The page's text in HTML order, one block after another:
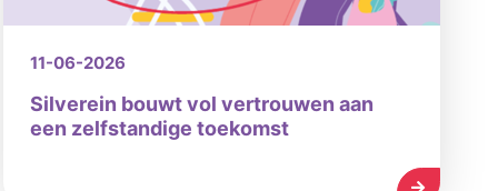
11-06-2026
Silverein bouwt vol vertrouwen aan
een zelfstandige toekomst
LEES